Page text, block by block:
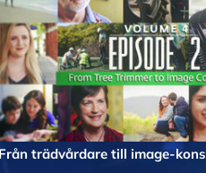
Från trädvårdare till image-